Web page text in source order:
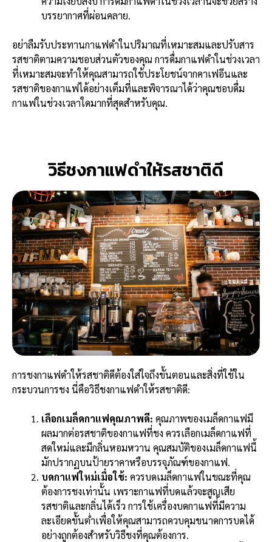
บรรยากาศที่ผ่อนคลาย.
อย่าลืมรับประทานกาแฟดำในปริมาณที่เหมาะสมและปรับสาร
รสชาติตามความชอบส่วนตัวของคุณ การดื่มกาแฟดำในช่วงเวลา
ที่เหมาะสมจะทำให้คุณสามารถใช้ประโยชน์จากคาเฟอีนและ
รสชาติของกาแฟได้อย่างเต็มที่และพิจารณาได้ว่าคุณชอบดื่ม
กาแฟในช่วงเวลาใดมากที่สุดสำหรับคุณ.
วิธีชงกาแฟดำให้รสชาติดี
การชงกาแฟดำให้รสชาติดีต้องใส่ใจถึงขั้นตอนและสิ่งที่ใช้ใน
กระบวนการชง นี่คือวิธีชงกาแฟดำให้รสชาติดี:
เลือกเมล็ดกาแฟคุณภาพดี: คุณภาพของเมล็ดกาแฟมี
ผลมากต่อรสชาติของกาแฟที่ชง ควรเลือกเมล็ดกาแฟที่
สดใหม่และมีกลิ่นหอมหวาน คุณสมบัติของเมล็ดกาแฟนี้
มักปรากฏบนป้ายราคาหรือบรรจุภัณฑ์ของกาแฟ.
บดกาแฟใหม่เมื่อใช้: ควรบดเมล็ดกาแฟในขณะที่คุณ
ต้องการชงเท่านั้น เพราะกาแฟที่บดแล้วจะสูญเสีย
รสชาติและกลิ่นได้เร็ว การใช้เครื่องบดกาแฟที่มีความ
ละเอียดขั้นต่ำเพื่อให้คุณสามารถควบคุมขนาดการบดได้
อย่างถูกต้องสำหรับวิธีชงที่คุณต้องการ.